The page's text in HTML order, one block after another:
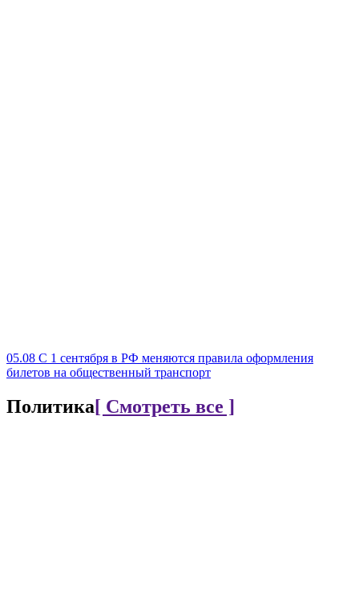
05.08 С 1 сентября в РФ меняются правила оформления
билетов на общественный транспорт
Политика[ Смотреть все ]